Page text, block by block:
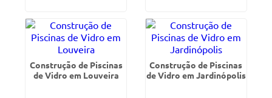
Construção de Piscinas
de Vidro em Louveira
Construção de Piscinas
de Vidro em Jardinópolis